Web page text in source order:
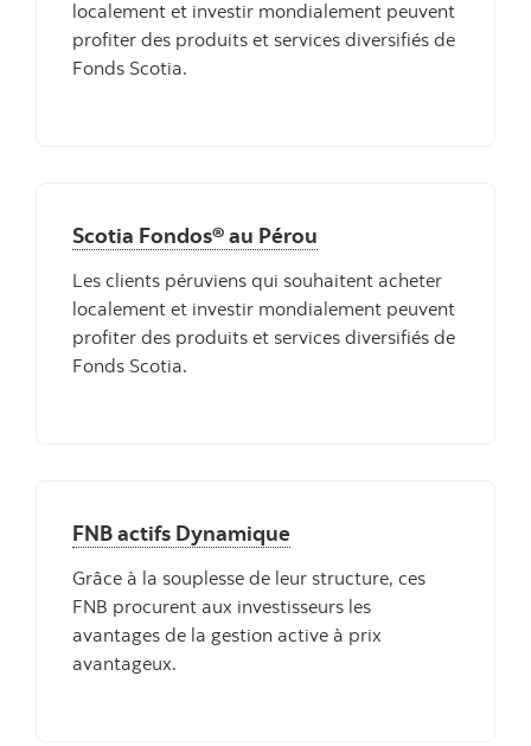
localement et investir mondialement peuvent
profiter des produits et services diversifiés de
Fonds Scotia.
Scotia Fondos® au Pérou
Les clients péruviens qui souhaitent acheter
localement et investir mondialement peuvent
profiter des produits et services diversifiés de
Fonds Scotia.
FNB actifs Dynamique
Grâce à la souplesse de leur structure, ces
FNB procurent aux investisseurs les
avantages de la gestion active à prix
avantageux.